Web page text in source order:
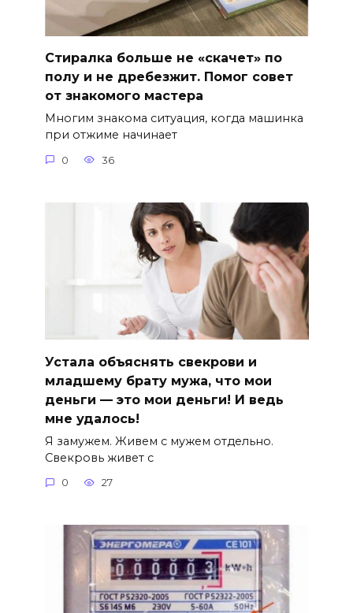
Стиралка больше не «скачет» по
полу и не дребезжит. Помог совет
от знакомого мастера
Многим знакома ситуация, когда машинка
при отжиме начинает
0 36
Устала объяснять свекрови и
младшему брату мужа, что мои
деньги — это мои деньги! И ведь
мне удалось!
Я замужем. Живем с мужем отдельно.
Свекровь живет с
0 27